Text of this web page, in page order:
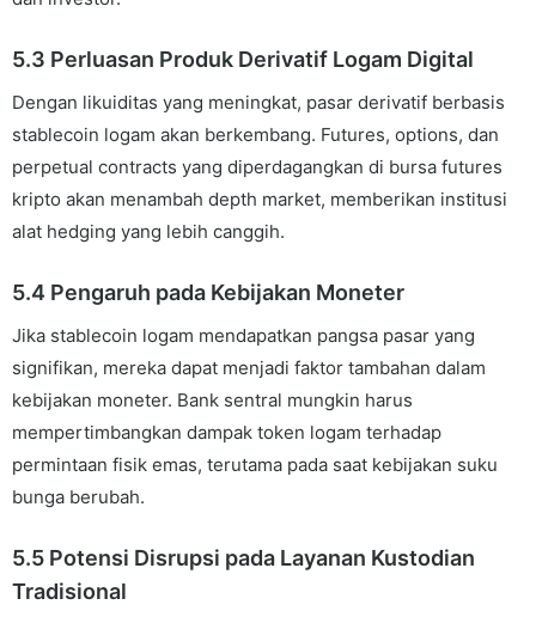
5.3 Perluasan Produk Derivatif Logam Digital
Dengan likuiditas yang meningkat, pasar derivatif berbasis
stablecoin logam akan berkembang. Futures, options, dan
perpetual contracts yang diperdagangkan di bursa futures
kripto akan menambah depth market, memberikan institusi
alat hedging yang lebih canggih.
5.4 Pengaruh pada Kebijakan Moneter
Jika stablecoin logam mendapatkan pangsa pasar yang
signifikan, mereka dapat menjadi faktor tambahan dalam
kebijakan moneter. Bank sentral mungkin harus
mempertimbangkan dampak token logam terhadap
permintaan fisik emas, terutama pada saat kebijakan suku
bunga berubah.
5.5 Potensi Disrupsi pada Layanan Kustodian
Tradisional